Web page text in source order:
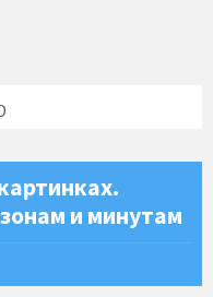
и минутам